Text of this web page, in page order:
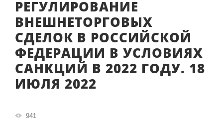
РЕГУЛИРОВАНИЕ
ВНЕШНЕТОРГОВЫХ
СДЕЛОК В РОССИЙСКОЙ
ФЕДЕРАЦИИ В УСЛОВИЯХ
САНКЦИЙ В 2022 ГОДУ. 18
ИЮЛЯ 2022
941